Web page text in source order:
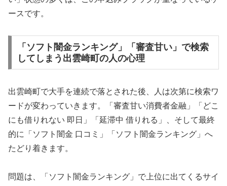
ースです。
「ソフト闇金ランキング」「審査甘い」で検索
してしまう出雲崎町の人の心理
出雲崎町で大手を連続で落とされた後、人は次第に検索ワ
ードが変わっていきます。「審査甘い消費者金融」「どこ
にも借りれない 即日」「延滞中 借りれる」、そして最終
的に「ソフト闇金 口コミ」「ソフト闇金ランキング」へ
たどり着きます。
問題は、「ソフト闇金ランキング」で上位に出てくるサイ